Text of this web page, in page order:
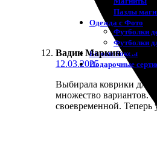
Пазлы
Одежда с Фото
Футболки
Футболки
Бьюти-боксы
Подарочные
Вадик Маркин : ★
12.03.2025
Выбирала коврики для
множество вариантов.
своевременной. Теперь